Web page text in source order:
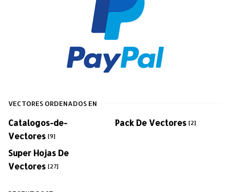
VECTORES ORDENADOS EN
Catalogos-de-
Vectores [9]
Pack De Vectores [2]
Super Hojas De
Vectores [27]